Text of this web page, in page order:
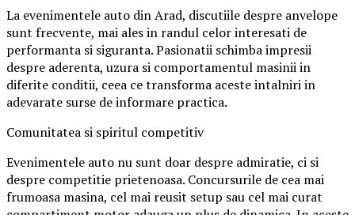
La evenimentele auto din Arad, discutiile despre anvelope
sunt frecvente, mai ales in randul celor interesati de
performanta si siguranta. Pasionatii schimba impresii
despre aderenta, uzura si comportamentul masinii in
diferite conditii, ceea ce transforma aceste intalniri in
adevarate surse de informare practica.
Comunitatea si spiritul competitiv
Evenimentele auto nu sunt doar despre admiratie, ci si
despre competitie prietenoasa. Concursurile de cea mai
frumoasa masina, cel mai reusit setup sau cel mai curat